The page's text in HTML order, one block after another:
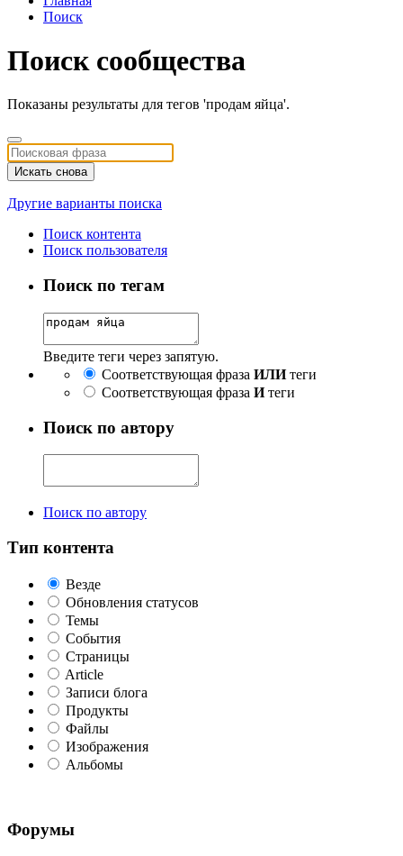
Поиск
Поиск сообщества
Показаны результаты для тегов 'продам яйца'.
Искать снова
Другие варианты поиска
Поиск контента
Поиск пользователя
Поиск по тегам
Введите теги через запятую.
Соответствующая фраза ИЛИтеги
Соответствующая фраза Итеги
Поиск по автору
Поиск по автору
Тип контента
Везде
Обновления статусов
Темы
События
Страницы
Article
Записи блога
Продукты
Файлы
Изображения
Альбомы
Форумы